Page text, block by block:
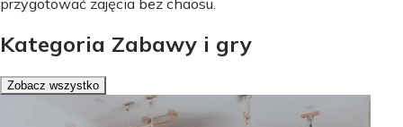
przygotować zajęcia bez chaosu.
Kategoria Zabawy i gry
Zobacz wszystko